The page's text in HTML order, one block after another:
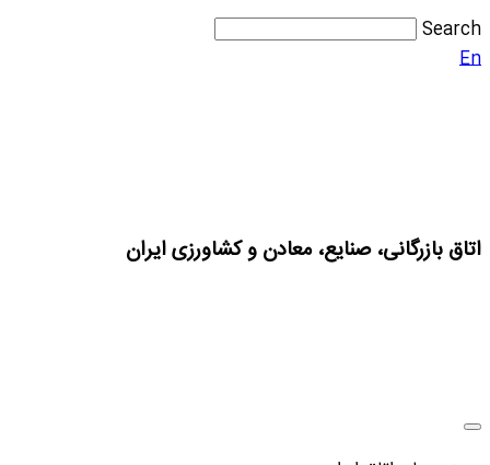
Search
En
اتاق بازرگانی، صنایع، معادن و کشاورزی ایران